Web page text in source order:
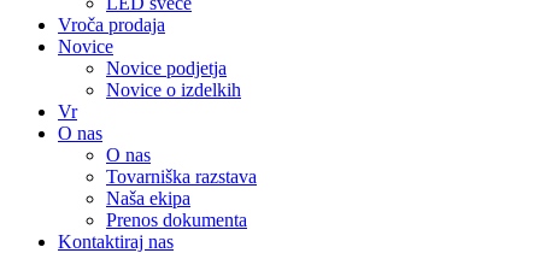
Vroča prodaja
Novice
Novice podjetja
Novice o izdelkih
Vr
O nas
O nas
Tovarniška razstava
Naša ekipa
Prenos dokumenta
Kontaktiraj nas